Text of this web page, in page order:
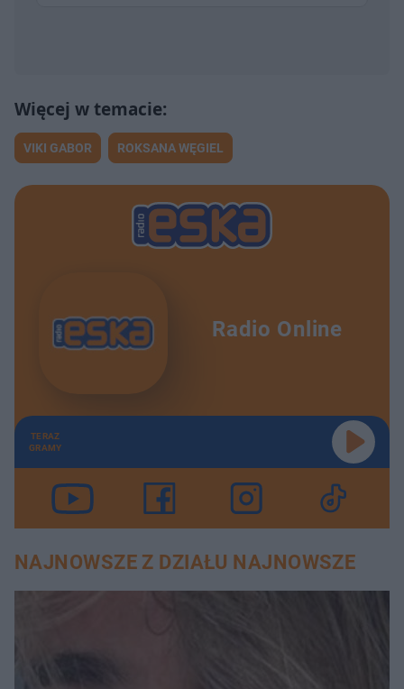
VIKI GABOR ROKSANA WĘGIEL
Radio Online
TERAZ
GRAMY
NAJNOWSZE Z DZIAŁU NAJNOWSZE